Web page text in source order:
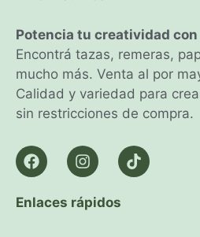
Potencia tu creatividad
Encontrá tazas, remeras,
mucho más. Venta al por
Calidad y variedad para
sin restricciones de compra.
Enlaces rápidos